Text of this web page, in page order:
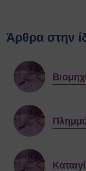
Άρθρα στην